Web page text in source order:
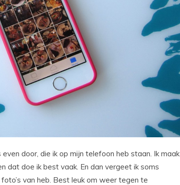
even door, die ik op mijn telefoon heb staan. Ik maak
dat doe ik best vaak. En dan vergeet ik soms
van heb. Best leuk om weer tegen te